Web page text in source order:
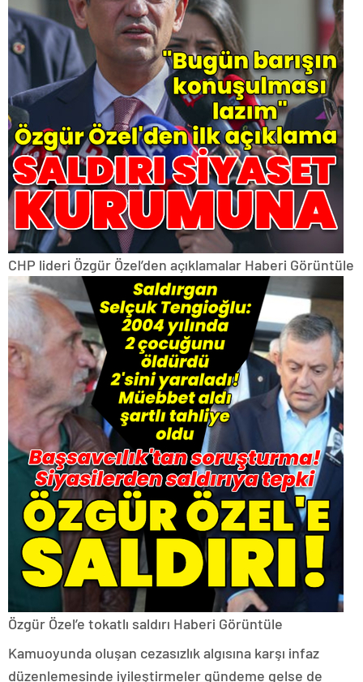
CHP lideri Özgür Özel’den açıklamalar Haberi Görüntüle
Özgür Özel’e tokatlı saldırı Haberi Görüntüle
Kamuoyunda oluşan cezasızlık algısına karşı infaz
düzenlemesinde iyileştirmeler gündeme gelse de